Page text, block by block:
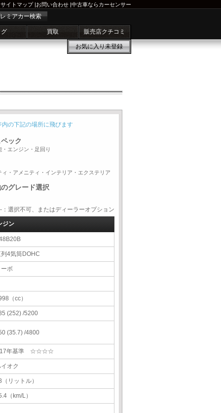
サイトマップ|お問い合わせ |中古車ならカーセンサー
ミアカー検索
買取 販売店クチコミ
お気に入り未登録
内の下記の場所に飛びます
ック
・エンジン・足回り
ィ・アメニティ・インテリア・エクステリア
グレード選択
択不可、またはディーラーオプション
ジン
4気筒DOHC
ボ
（cc）
(252) /5200
(35.7) /4800
年基準 ☆☆☆☆
オク
（リットル）
（km/L）